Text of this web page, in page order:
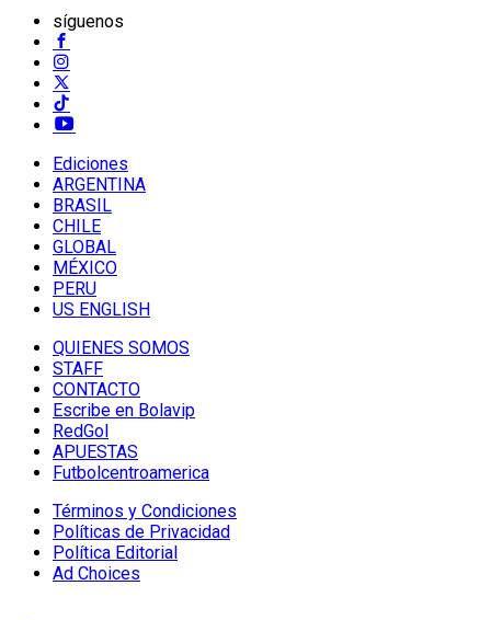
síguenos
Ediciones
ARGENTINA
BRASIL
CHILE
GLOBAL
MÉXICO
PERU
US ENGLISH
QUIENES SOMOS
STAFF
CONTACTO
Escribe en Bolavip
RedGol
APUESTAS
Futbolcentroamerica
Términos y Condiciones
Políticas de Privacidad
Política Editorial
Ad Choices